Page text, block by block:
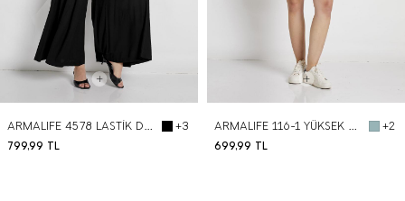
ARMALIFE 4578 LASTİK DETAYLI PİLELİ DÖKÜMLÜ VISKON KADIN PANTOLON
+3
799,99 TL
ARMALIFE 116-1 YÜKSEK BEL PAÇA PÜSKÜLLÜ DENIM ŞORT
+2
699,99 TL